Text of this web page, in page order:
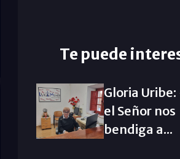
Te puede
Gloria
el Señor nos
bendiga a...